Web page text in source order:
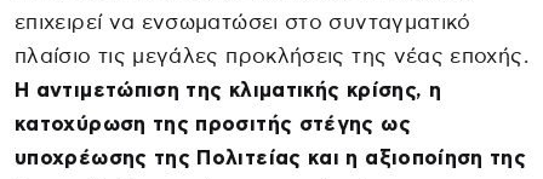
επιχειρεί να ενσωματώσει στο συνταγματικό
πλαίσιο τις μεγάλες προκλήσεις της νέας εποχής.
Η αντιμετώπιση της κλιματικής κρίσης, η
κατοχύρωση της προσιτής στέγης ως
υποχρέωσης της Πολιτείας και η αξιοποίηση της